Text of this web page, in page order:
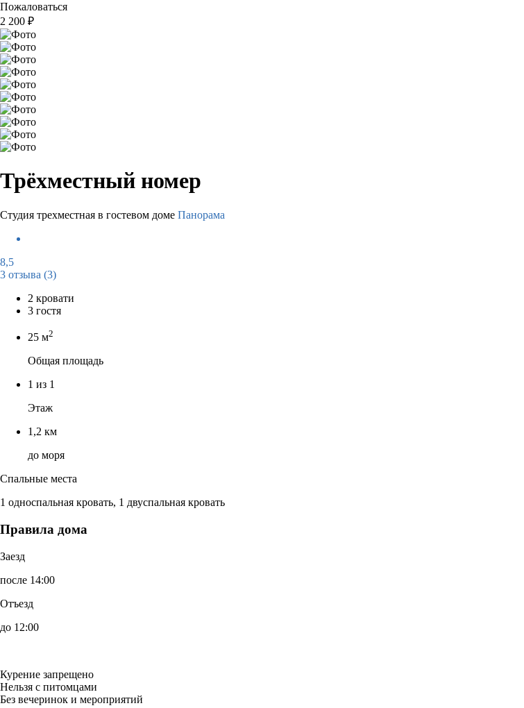
Пожаловаться
2 200 ₽
Трёхместный номер
Студия трехместная в гостевом доме Панорама
8,5
3 отзыва (3)
2 кровати
3 гостя
25 м2
Общая площадь
1 из 1
Этаж
1,2 км
до моря
Спальные места
1 односпальная кровать, 1 двуспальная кровать
Правила дома
Заезд
после 14:00
Отъезд
до 12:00
Курение запрещено
Нельзя с питомцами
Без вечеринок и мероприятий